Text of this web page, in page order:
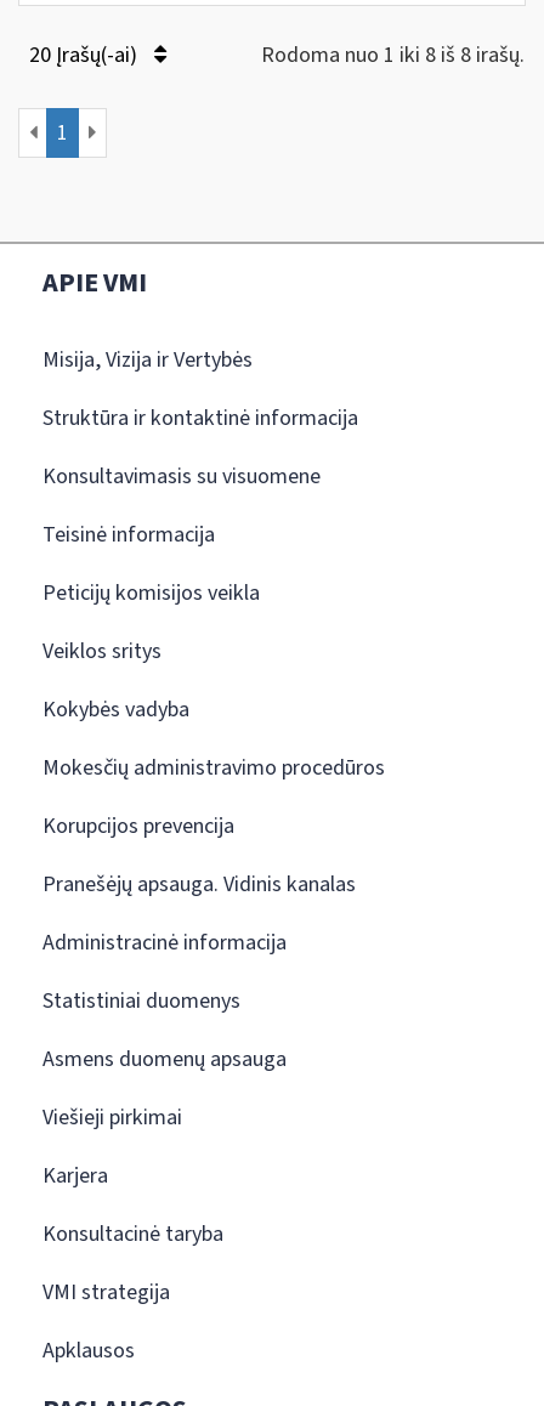
20 Įrašų(-ai) Rodoma nuo 1 iki 8 iš 8 irašų.
1
APIE VMI
Misija, Vizija ir Vertybės
Struktūra ir kontaktinė informacija
Konsultavimasis su visuomene
Teisinė informacija
Peticijų komisijos veikla
Veiklos sritys
Kokybės vadyba
Mokesčių administravimo procedūros
Korupcijos prevencija
Pranešėjų apsauga. Vidinis kanalas
Administracinė informacija
Statistiniai duomenys
Asmens duomenų apsauga
Viešieji pirkimai
Karjera
Konsultacinė taryba
VMI strategija
Apklausos